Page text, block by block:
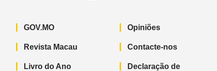
GOV.MO
Revista Macau
Livro do Ano
Opiniões
Contacte-nos
Declaração de